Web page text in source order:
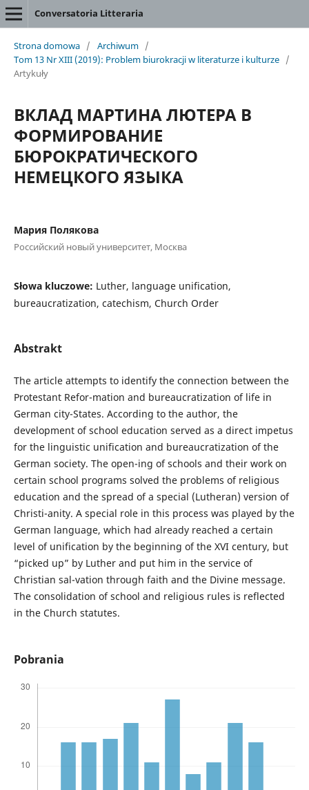
Conversatoria Litteraria
Strona domowa / Archiwum /
Tom 13 Nr XIII (2019): Problem biurokracji w literaturze i kulturze /
Artykuły
ВКЛАД МАРТИНА ЛЮТЕРА В
ФОРМИРОВАНИЕ
БЮРОКРАТИЧЕСКОГО
НЕМЕЦКОГО ЯЗЫКА
Мария Полякова
Российский новый университет, Москва
Słowa kluczowe: Luther, language unification,
bureaucratization, catechism, Church Order
Abstrakt
The article attempts to identify the connection between the
Protestant Refor-mation and bureaucratization of life in
German city-States. According to the author, the
development of school education served as a direct impetus
for the linguistic unification and bureaucratization of the
German society. The open-ing of schools and their work on
certain school programs solved the problems of religious
education and the spread of a special (Lutheran) version of
Christi-anity. A special role in this process was played by the
German language, which had already reached a certain
level of unification by the beginning of the XVI century, but
“picked up” by Luther and put him in the service of
Christian sal-vation through faith and the Divine message.
The consolidation of school and religious rules is reflected
in the Church statutes.
Pobrania